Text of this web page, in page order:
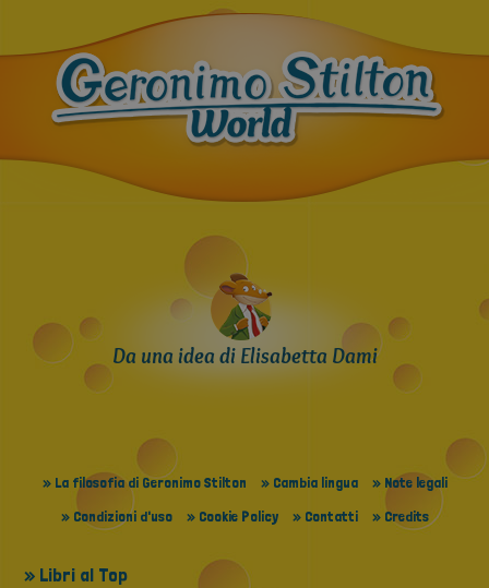
Da una idea di Elisabetta Dami
» La filosofia di Geronimo Stilton » Cambia lingua
» Note legali
» Condizioni d'uso
» Cookie Policy » Contatti » Credits
» Libri al Top